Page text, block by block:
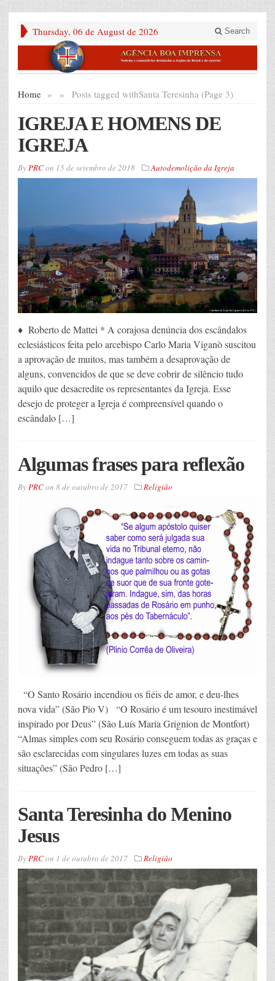
Thursday, 06 de August de 2026 Search
Home » Posts tagged with
» Santa Teresinha (Page 3)
IGREJA E HOMENS DE
IGREJA
ByPRCon 15 de setembro de 2018 Autodemolição da Igreja
♦ Roberto de Mattei * A corajosa denúncia dos escândalos
eclesiásticos feita pelo arcebispo Carlo Maria Viganò suscitou
a aprovação de muitos, mas também a desaprovação de
alguns, convencidos de que se deve cobrir de silêncio tudo
aquilo que desacredite os representantes da Igreja. Esse
desejo de proteger a Igreja é compreensível quando o
escândalo […]
Algumas frases para reflexão
ByPRCon 8 de outubro de 2017 Religião
“O Santo Rosário incendiou os fiéis de amor, e deu-lhes
nova vida” (São Pio V) “O Rosário é um tesouro inestimável
inspirado por Deus” (São Luís Maria Grignion de Montfort)
“Almas simples com seu Rosário conseguem todas as graças e
são esclarecidas com singulares luzes em todas as suas
situações” (São Pedro […]
Santa Teresinha do Menino
Jesus
ByPRCon 1 de outubro de 2017 Religião